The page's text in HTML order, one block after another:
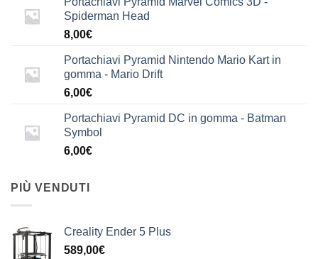
Spiderman Head
8,00€
Portachiavi Pyramid Nintendo Mario Kart in
gomma - Mario Drift
6,00€
Portachiavi Pyramid DC in gomma - Batman
Symbol
6,00€
PIÙ VENDUTI
Creality Ender 5 Plus
589,00€